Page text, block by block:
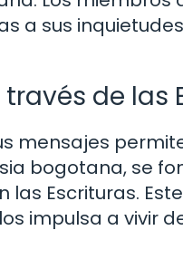
a sus
de las
mensajes
bogotana, se
Escrituras.
impulsa a vivir